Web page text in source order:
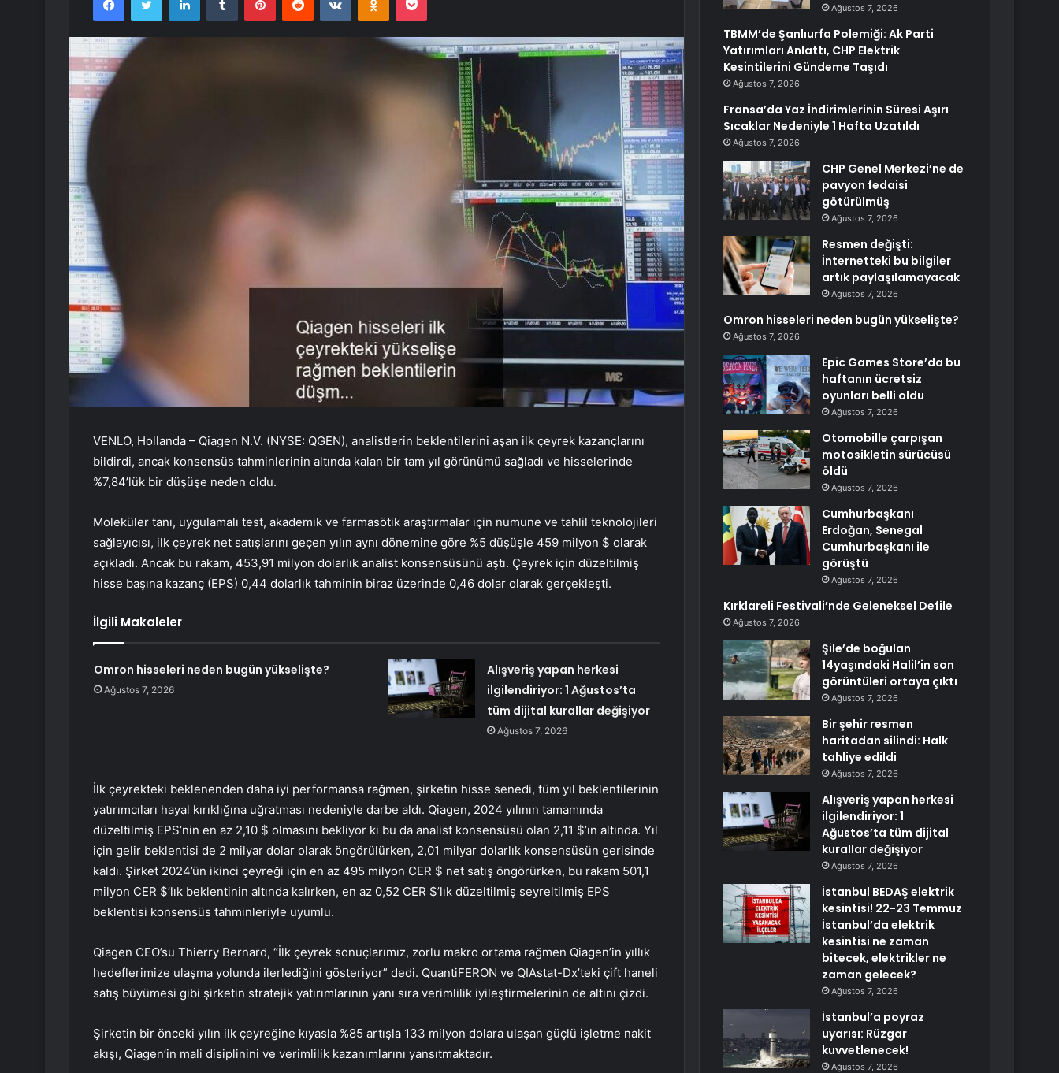
VENLO, Hollanda – Qiagen N.V. (NYSE: QGEN), analistlerin beklentilerini aşan ilk çeyrek kazançlarını
bildirdi, ancak konsensüs tahminlerinin altında kalan bir tam yıl görünümü sağladı ve hisselerinde
%7,84’lük bir düşüşe neden oldu.
Moleküler tanı, uygulamalı test, akademik ve farmasötik araştırmalar için numune ve tahlil teknolojileri
sağlayıcısı, ilk çeyrek net satışlarını geçen yılın aynı dönemine göre %5 düşüşle 459 milyon $ olarak
açıkladı. Ancak bu rakam, 453,91 milyon dolarlık analist konsensüsünü aştı. Çeyrek için düzeltilmiş
hisse başına kazanç (EPS) 0,44 dolarlık tahminin biraz üzerinde 0,46 dolar olarak gerçekleşti.
İlgili Makaleler
Omron hisseleri neden bugün yükselişte?
Ağustos 7, 2026
Alışveriş yapan herkesi
ilgilendiriyor: 1 Ağustos’ta
tüm dijital kurallar değişiyor
Ağustos 7, 2026
İlk çeyrekteki beklenenden daha iyi performansa rağmen, şirketin hisse senedi, tüm yıl beklentilerinin
yatırımcıları hayal kırıklığına uğratması nedeniyle darbe aldı. Qiagen, 2024 yılının tamamında
düzeltilmiş EPS’nin en az 2,10 $ olmasını bekliyor ki bu da analist konsensüsü olan 2,11 $’ın altında. Yıl
için gelir beklentisi de 2 milyar dolar olarak öngörülürken, 2,01 milyar dolarlık konsensüsün gerisinde
kaldı. Şirket 2024’ün ikinci çeyreği için en az 495 milyon CER $ net satış öngörürken, bu rakam 501,1
milyon CER $’lık beklentinin altında kalırken, en az 0,52 CER $’lık düzeltilmiş seyreltilmiş EPS
beklentisi konsensüs tahminleriyle uyumlu.
Qiagen CEO’su Thierry Bernard, “İlk çeyrek sonuçlarımız, zorlu makro ortama rağmen Qiagen’in yıllık
hedeflerimize ulaşma yolunda ilerlediğini gösteriyor” dedi. QuantiFERON ve QIAstat-Dx’teki çift haneli
satış büyümesi gibi şirketin stratejik yatırımlarının yanı sıra verimlilik iyileştirmelerinin de altını çizdi.
Şirketin bir önceki yılın ilk çeyreğine kıyasla %85 artışla 133 milyon dolara ulaşan güçlü işletme nakit
akışı, Qiagen’in mali disiplinini ve verimlilik kazanımlarını yansıtmaktadır.
Ağustos 7, 2026
TBMM’de Şanlıurfa Polemiği: Ak Parti
Yatırımları Anlattı, CHP Elektrik
Kesintilerini Gündeme Taşıdı
Ağustos 7, 2026
Fransa’da Yaz İndirimlerinin Süresi Aşırı
Sıcaklar Nedeniyle 1 Hafta Uzatıldı
Ağustos 7, 2026
CHP Genel Merkezi’ne de
pavyon fedaisi
götürülmüş
Ağustos 7, 2026
Resmen değişti:
İnternetteki bu bilgiler
artık paylaşılamayacak
Ağustos 7, 2026
Omron hisseleri neden bugün yükselişte?
Ağustos 7, 2026
Epic Games Store’da bu
haftanın ücretsiz
oyunları belli oldu
Ağustos 7, 2026
Otomobille çarpışan
motosikletin sürücüsü
öldü
Ağustos 7, 2026
Cumhurbaşkanı
Erdoğan, Senegal
Cumhurbaşkanı ile
görüştü
Ağustos 7, 2026
Kırklareli Festivali’nde Geleneksel Defile
Ağustos 7, 2026
Şile’de boğulan
14yaşındaki Halil’in son
görüntüleri ortaya çıktı
Ağustos 7, 2026
Bir şehir resmen
haritadan silindi: Halk
tahliye edildi
Ağustos 7, 2026
Alışveriş yapan herkesi
ilgilendiriyor: 1
Ağustos’ta tüm dijital
kurallar değişiyor
Ağustos 7, 2026
İstanbul BEDAŞ elektrik
kesintisi! 22-23 Temmuz
İstanbul’da elektrik
kesintisi ne zaman
bitecek, elektrikler ne
zaman gelecek?
Ağustos 7, 2026
İstanbul’a poyraz
uyarısı: Rüzgar
kuvvetlenecek!
Ağustos 7, 2026